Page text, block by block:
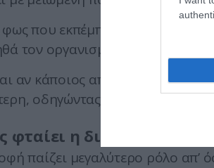
που εκπέμπουν οι οθόνες
τον οργανισμό να
αν κάποιος αποκοιμηθεί
οδηγώντας σε πρωινή
η διατροφή;
παίζει μεγαλύτερο ρόλο απ’